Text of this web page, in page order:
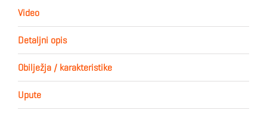
Video
Detaljni opis
Obilježja / karakteristike
Upute